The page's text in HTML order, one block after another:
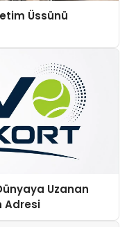
Üssünü
Uzanan
Adresi